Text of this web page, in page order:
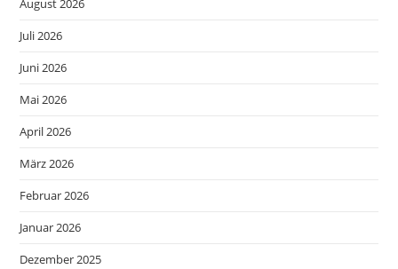
August 2026
Juli 2026
Juni 2026
Mai 2026
April 2026
März 2026
Februar 2026
Januar 2026
Dezember 2025